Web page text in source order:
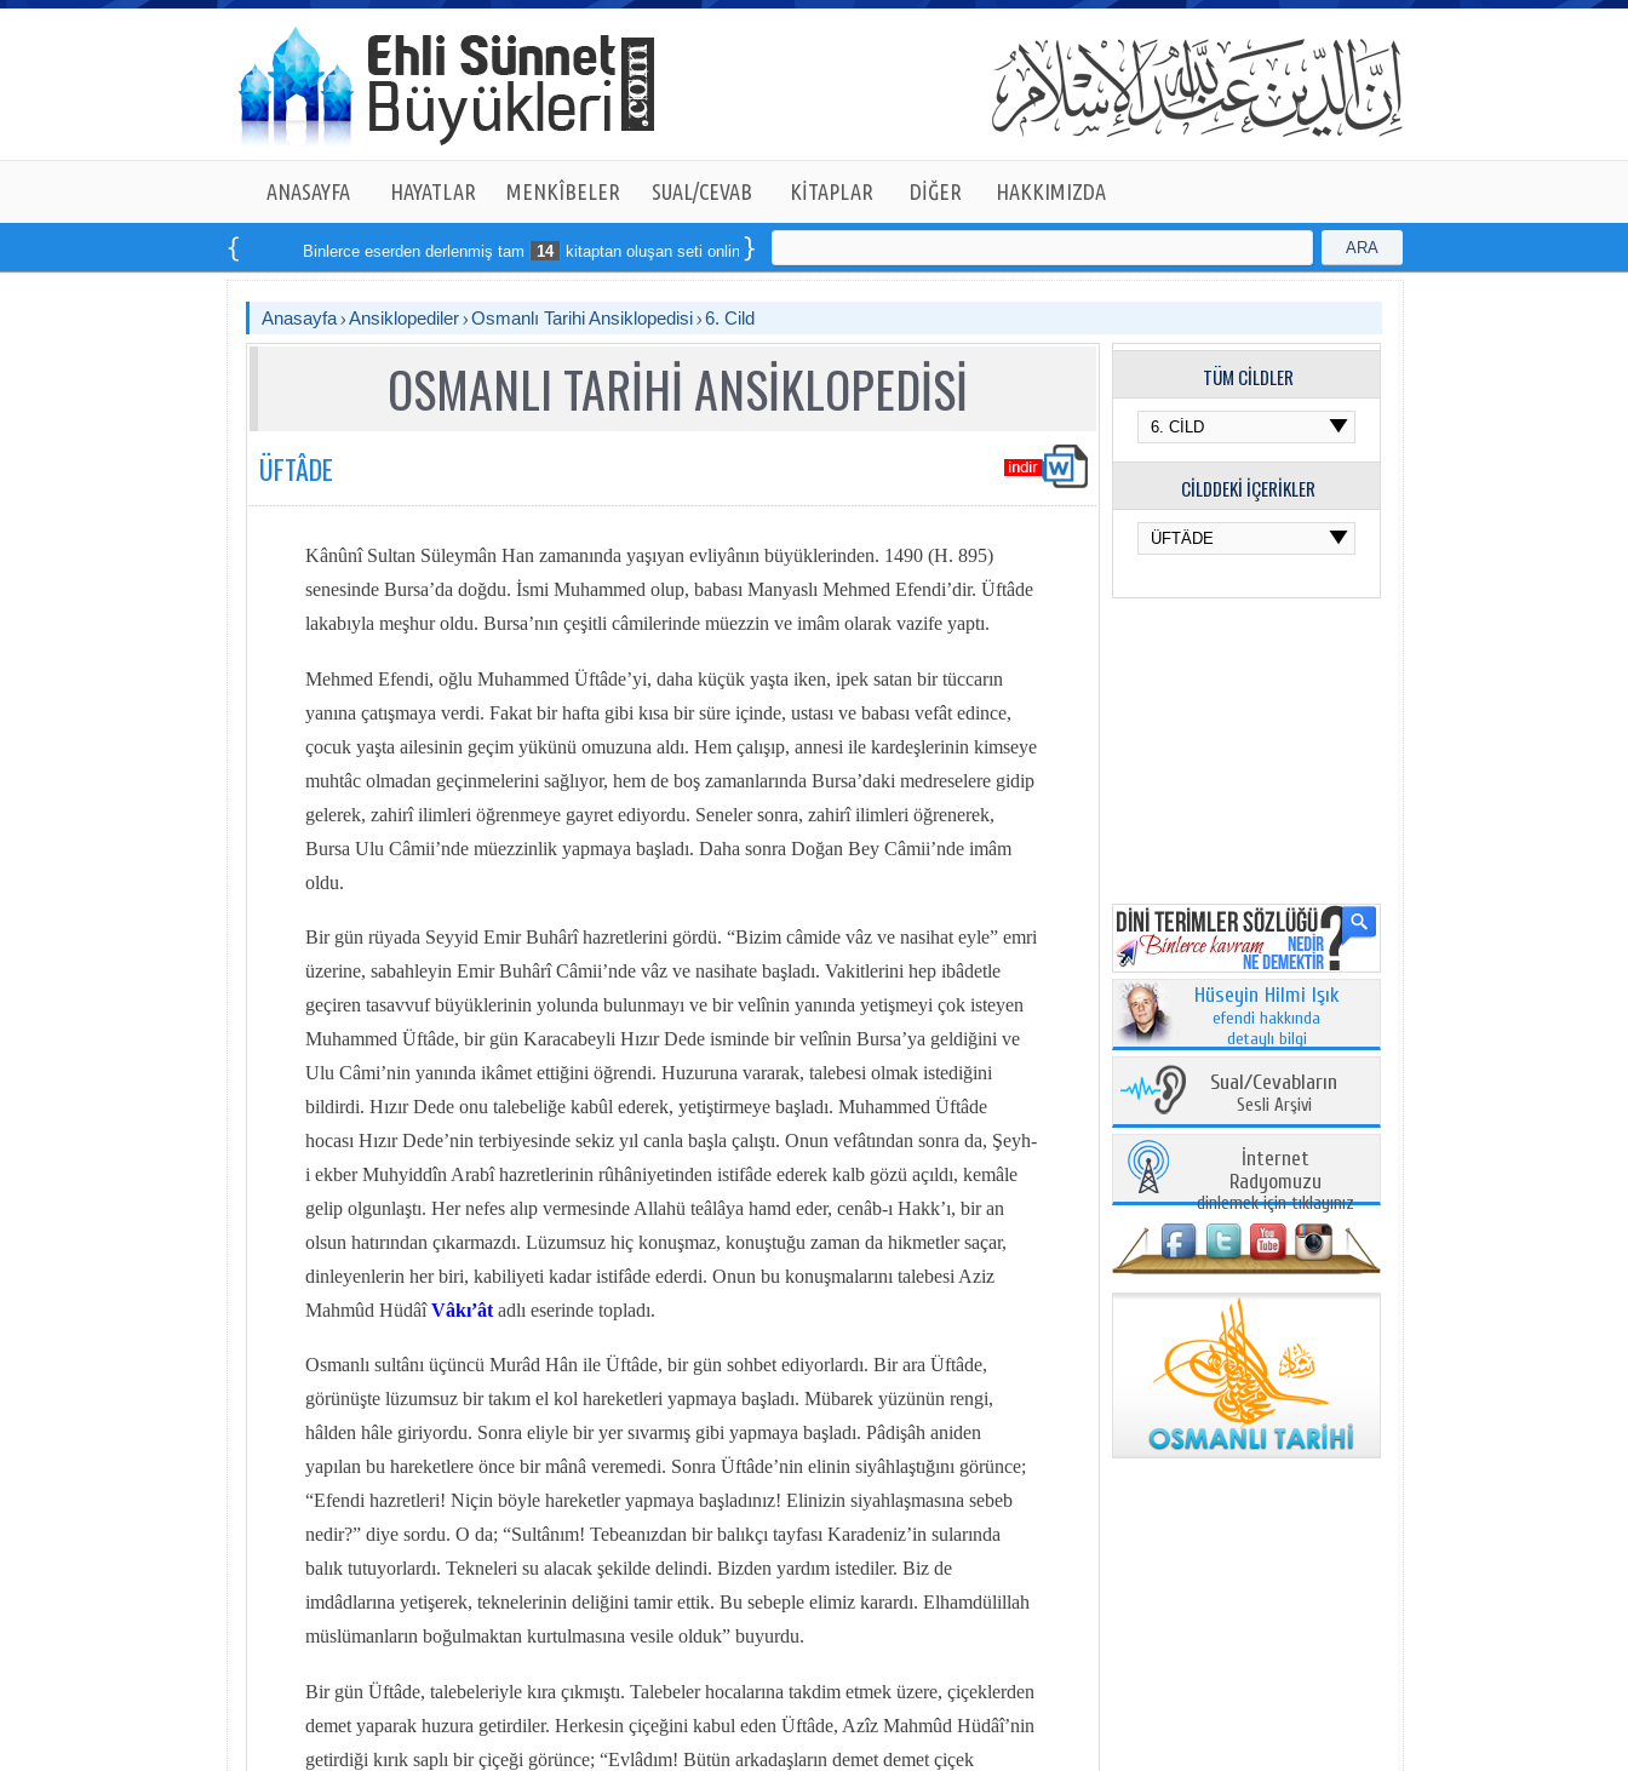
ANASAYFA HAYATLAR MENKÎBELER SUAL/CEVAB KİTAPLAR DİĞER HAKKIMIZDA
Binlerce eserden derlenmiş tam 14 kitaptan oluşan seti online sipariş verebilirsiniz ARA
Anasayfa Ansiklopediler Osmanlı Tarihi Ansiklopedisi 6. Cild
OSMANLI TARİHİ ANSİKLOPEDİSİ
ÜFTÂDE
Kânûnî Sultan Süleymân Han zamanında yaşıyan evliyânın büyüklerinden. 1490 (H. 895)
senesinde Bursa’da doğdu. İsmi Muhammed olup, babası Manyaslı Mehmed Efendi’dir. Üftâde
lakabıyla meşhur oldu. Bursa’nın çeşitli câmilerinde müezzin ve imâm olarak vazife yaptı.
Mehmed Efendi, oğlu Muhammed Üftâde’yi, daha küçük yaşta iken, ipek satan bir tüccarın
yanına çatışmaya verdi. Fakat bir hafta gibi kısa bir süre içinde, ustası ve babası vefât edince,
çocuk yaşta ailesinin geçim yükünü omuzuna aldı. Hem çalışıp, annesi ile kardeşlerinin kimseye
muhtâc olmadan geçinmelerini sağlıyor, hem de boş zamanlarında Bursa’daki medreselere gidip
gelerek, zahirî ilimleri öğrenmeye gayret ediyordu. Seneler sonra, zahirî ilimleri öğrenerek,
Bursa Ulu Câmii’nde müezzinlik yapmaya başladı. Daha sonra Doğan Bey Câmii’nde imâm
oldu.
Bir gün rüyada Seyyid Emir Buhârî hazretlerini gördü. “Bizim câmide vâz ve nasihat eyle” emri
üzerine, sabahleyin Emir Buhârî Câmii’nde vâz ve nasihate başladı. Vakitlerini hep ibâdetle
geçiren tasavvuf büyüklerinin yolunda bulunmayı ve bir velînin yanında yetişmeyi çok isteyen
Muhammed Üftâde, bir gün Karacabeyli Hızır Dede isminde bir velînin Bursa’ya geldiğini ve
Ulu Câmi’nin yanında ikâmet ettiğini öğrendi. Huzuruna vararak, talebesi olmak istediğini
bildirdi. Hızır Dede onu talebeliğe kabûl ederek, yetiştirmeye başladı. Muhammed Üftâde
hocası Hızır Dede’nin terbiyesinde sekiz yıl canla başla çalıştı. Onun vefâtından sonra da, Şeyh-
i ekber Muhyiddîn Arabî hazretlerinin rûhâniyetinden istifâde ederek kalb gözü açıldı, kemâle
gelip olgunlaştı. Her nefes alıp vermesinde Allahü teâlâya hamd eder, cenâb-ı Hakk’ı, bir an
olsun hatırından çıkarmazdı. Lüzumsuz hiç konuşmaz, konuştuğu zaman da hikmetler saçar,
dinleyenlerin her biri, kabiliyeti kadar istifâde ederdi. Onun bu konuşmalarını talebesi Aziz
Mahmûd HüdâîVâkı’âtadlı eserinde topladı.
Osmanlı sultânı üçüncü Murâd Hân ile Üftâde, bir gün sohbet ediyorlardı. Bir ara Üftâde,
görünüşte lüzumsuz bir takım el kol hareketleri yapmaya başladı. Mübarek yüzünün rengi,
hâlden hâle giriyordu. Sonra eliyle bir yer sıvarmış gibi yapmaya başladı. Pâdişâh aniden
yapılan bu hareketlere önce bir mânâ veremedi. Sonra Üftâde’nin elinin siyâhlaştığını görünce;
“Efendi hazretleri! Niçin böyle hareketler yapmaya başladınız! Elinizin siyahlaşmasına sebeb
nedir?” diye sordu. O da; “Sultânım! Tebeanızdan bir balıkçı tayfası Karadeniz’in sularında
balık tutuyorlardı. Tekneleri su alacak şekilde delindi. Bizden yardım istediler. Biz de
imdâdlarına yetişerek, teknelerinin deliğini tamir ettik. Bu sebeple elimiz karardı. Elhamdülillah
müslümanların boğulmaktan kurtulmasına vesile olduk” buyurdu.
Bir gün Üftâde, talebeleriyle kıra çıkmıştı. Talebeler hocalarına takdim etmek üzere, çiçeklerden
demet yaparak huzura getirdiler. Herkesin çiçeğini kabul eden Üftâde, Azîz Mahmûd Hüdâî’nin
getirdiği kırık saplı bir çiçeği görünce; “Evlâdım! Bütün arkadaşların demet demet çiçek
TÜM CİLDLER
CİLDDEKİ İÇERİKLER
Hüseyin Hilmi Işık
efendi hakkında
detaylı bilgi
Sual/Cevabların
Sesli Arşivi
İnternet
Radyomuzu
dinlemek için tıklayınız